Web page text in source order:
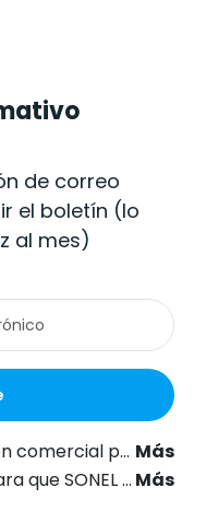
de correo
el boletín (lo
al mes)
el artículo 398 de la Ley de 12 de julio de 2024 sobre el Derecho de las Comunicaciones Electrónicas.
Más
de conformidad con el artículo 6, apartado 1, letra a), del Reglamento General de Protección de Datos (RGPD). Más